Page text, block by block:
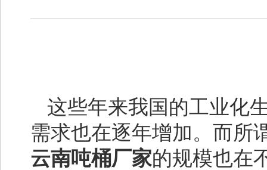
这些年来我国的工业化
需求也在逐年增加。而所
云南吨桶厂家的规模也在